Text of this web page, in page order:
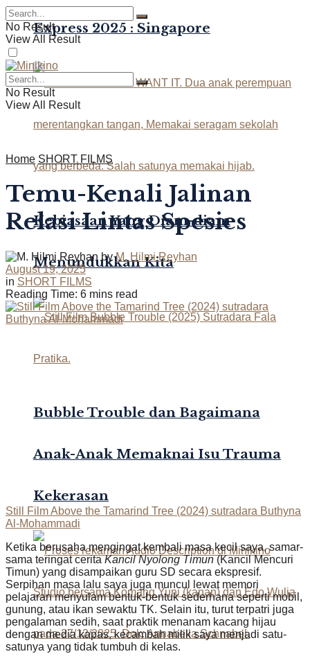
Express 2025 : Singapore
Kebiasaan Yang Diam-diam
Menundukkan Kita
Bubble Trouble dan Bagaimana
Anak-Anak Memaknai Isu Trauma
Kekerasan
No Result
View All Result
No Result
View All Result
Home SHORT FILMS
Temu-Kenali Jalinan
Relasi Lintas Spesies
by M. Hilmi Reyhan
August 19, 2025
in SHORT FILMS
Reading Time: 6 mins read
Still Film Above the Tamarind Tree (2024) sutradara Buthyna
Al-Mohammadi
Ketika berusaha mengingat kembali masa kecil saya, samar-
sama teringat ceritaKancil Nyolong Timun(Kancil Mencuri
Timun) yang disampaikan guru SD secara ekspresif.
Serpihan masa lalu saya juga muncul lewat memori
pelajaran menyulam bentuk-bentuk sederhana seperti mobil,
gunung, atau ikan sewaktu TK. Selain itu, turut terpatri juga
pengalaman sedih, saat praktik menanam kacang hijau
dengan media kapas, kecambah milik saya menjadi satu-
satunya yang tidak tumbuh di kelas.